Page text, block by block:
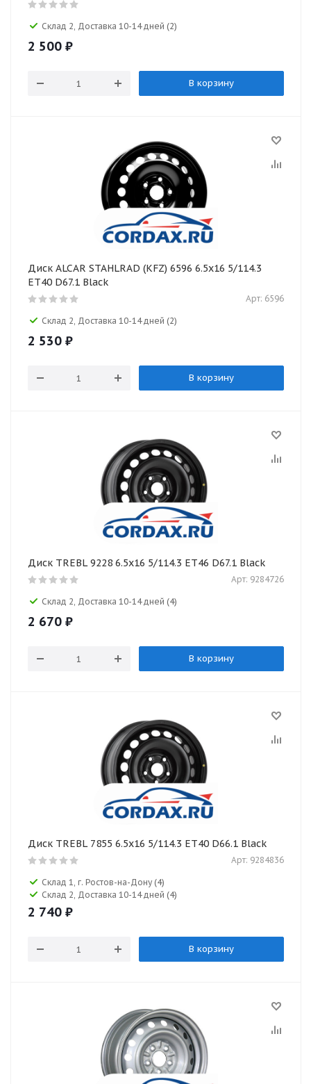
Склад 2, Доставка 10-14 дней (2)
2 500 ₽
В корзину
Диск ALCAR STAHLRAD (KFZ) 6596 6.5x16 5/114.3
ET40 D67.1 Black
Арт: 6596
Склад 2, Доставка 10-14 дней (2)
2 530 ₽
В корзину
Диск TREBL 9228 6.5x16 5/114.3 ET46 D67.1 Black
Арт: 9284726
Склад 2, Доставка 10-14 дней (4)
2 670 ₽
В корзину
Диск TREBL 7855 6.5x16 5/114.3 ET40 D66.1 Black
Арт: 9284836
Склад 1, г. Ростов-на-Дону (4)
Склад 2, Доставка 10-14 дней (4)
2 740 ₽
В корзину